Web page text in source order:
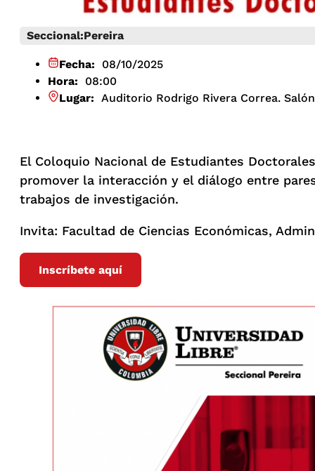
Seccional:Pereira
Fecha:
08/10/2025
Hora:
08:00
Lugar: Auditorio Rodrigo Rivera Correa.
El Coloquio Nacional de Estudiantes
promover la interacción y el diálogo entre
trabajos de investigación.
Invita: Facultad de Ciencias Económicas,
Inscríbete aquí